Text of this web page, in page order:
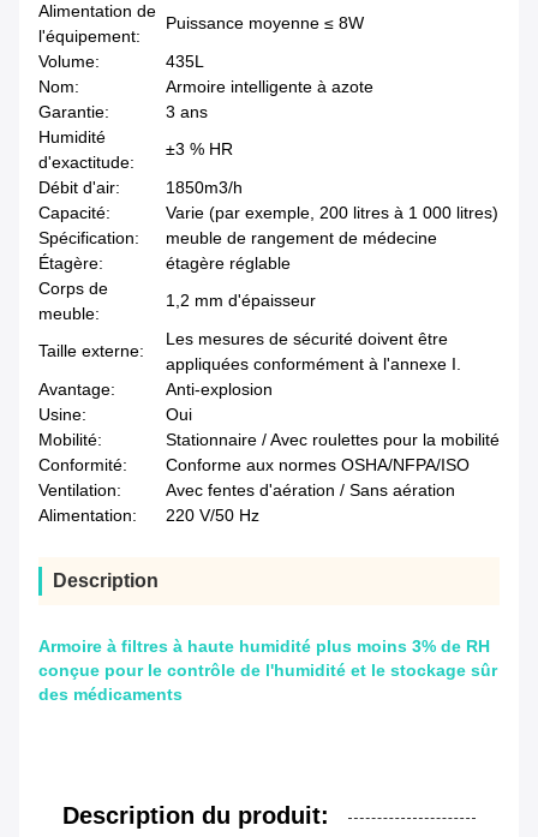
Alimentation de
l'équipement:
Puissance moyenne ≤ 8W
Volume:
435L
Nom:
Armoire intelligente à azote
Garantie:
3 ans
Humidité
d'exactitude:
±3 % HR
Débit d'air:
1850m3/h
Capacité:
Varie (par exemple, 200 litres à 1 000 litres)
Spécification:
meuble de rangement de médecine
Étagère:
étagère réglable
Corps de
meuble:
1,2 mm d'épaisseur
Taille externe:
Les mesures de sécurité doivent être
appliquées conformément à l'annexe I.
Avantage:
Anti-explosion
Usine:
Oui
Mobilité:
Stationnaire / Avec roulettes pour la mobilité
Conformité:
Conforme aux normes OSHA/NFPA/ISO
Ventilation:
Avec fentes d'aération / Sans aération
Alimentation:
220 V/50 Hz
Description
Armoire à filtres à haute humidité plus moins 3% de RH
conçue pour le contrôle de l'humidité et le stockage sûr
des médicaments
Description du produit: